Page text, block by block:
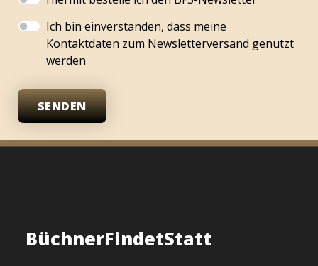
Ich bin einverstanden, dass meine
Kontaktdaten zum Newsletterversand genutzt
werden
SENDEN
BüchnerFindetStatt